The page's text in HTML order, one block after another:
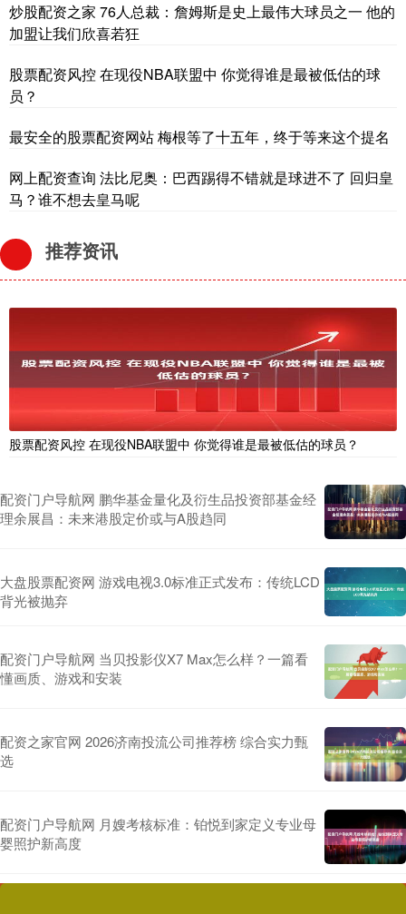
炒股配资之家 76人总裁：詹姆斯是史上最伟大球员之一 他的
加盟让我们欣喜若狂
股票配资风控 在现役NBA联盟中 你觉得谁是最被低估的球
员？
最安全的股票配资网站 梅根等了十五年，终于等来这个提名
网上配资查询 法比尼奥：巴西踢得不错就是球进不了 回归皇
马？谁不想去皇马呢
推荐资讯
股票配资风控 在现役NBA联盟中 你觉得谁是最被低估的球员？
配资门户导航网 鹏华基金量化及衍生品投资部基金经
理余展昌：未来港股定价或与A股趋同
大盘股票配资网 游戏电视3.0标准正式发布：传统LCD
背光被抛弃
配资门户导航网 当贝投影仪X7 Max怎么样？一篇看
懂画质、游戏和安装
配资之家官网 2026济南投流公司推荐榜 综合实力甄
选
配资门户导航网 月嫂考核标准：铂悦到家定义专业母
婴照护新高度